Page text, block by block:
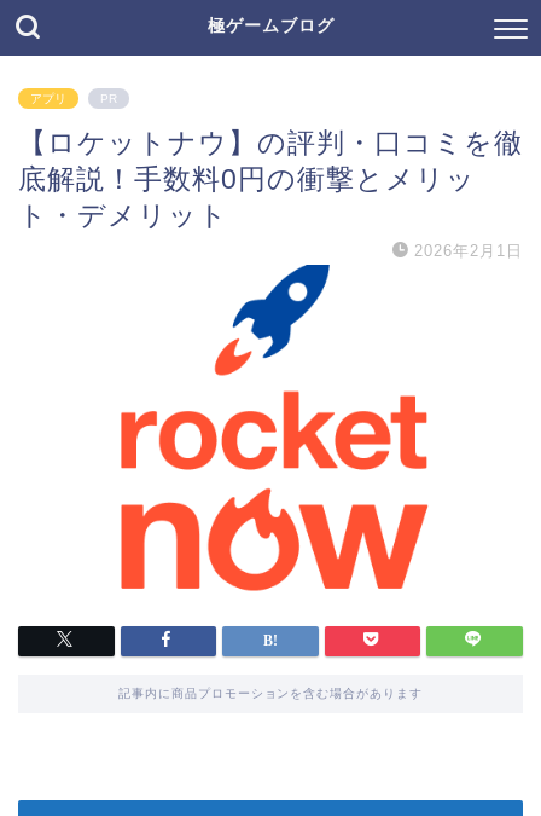
極ゲームブログ
アプリ PR
【ロケットナウ】の評判・口コミを徹
底解説！手数料0円の衝撃とメリッ
ト・デメリット
2026年2月1日
記事内に商品プロモーションを含む場合があります